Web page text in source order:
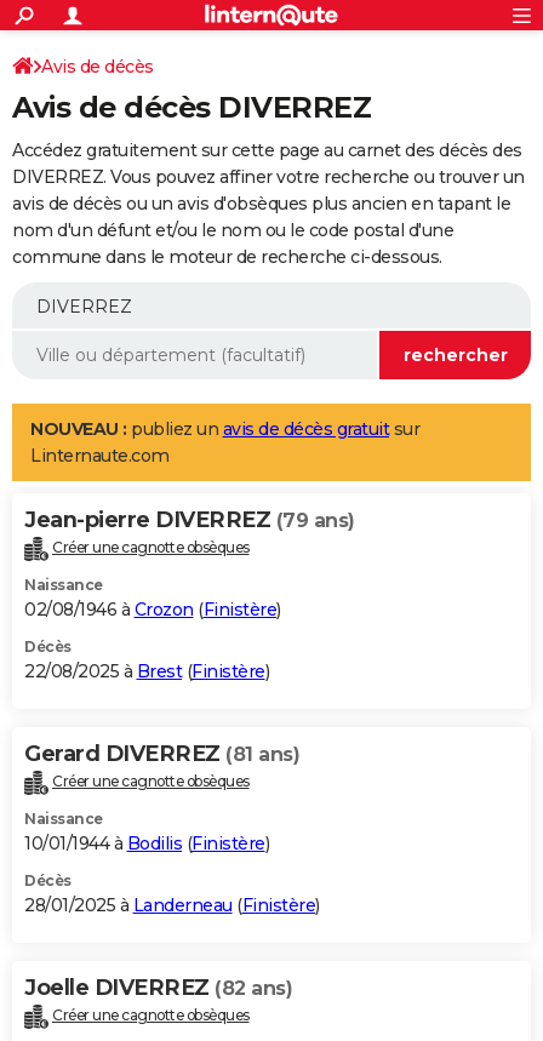
ACTUALITÉS
Politique
Société
Faits Divers
Education
Monde
Villes
+
SPORT
Coupe du monde 2026
Football
Tennis
Cyclisme
Rugby
Forum
Programme TV
TNT
Streaming
Cinéma
Sorties cinéma
Musique
+
FINANCE
Retraite
Epargne
Immobilier
Risques naturels par ville
Banque
Assurance
AUTO
Essais
Réserver un essai
Citadines
Berlines
SUV
Forum auto
+
Mobiles
Meilleur smartphone
Internet
Ordinateurs
Jeux vidéo
Guide high-tech
Aménagement intérieur
LIFESTYLE
Art de vivre
Bien-être
Loisirs
Mode
Modes de vie
Alimentation
Guide de la santé
Maladies
Médicaments
Sommeil
VOYAGE
Destinations
City break
Voyage nature
Voyage de noces
Forum
Climat
+PHOTO
GUIDES D'ACHAT
BONS PLANS
Carte de Noël
Carte Bonne année
Carte Saint-Valentin
Carte Pâques
Carte d'anniversaire
DICTIONNAIRE
Dictionnaire
Biographies
Citations
Expressions
Proverbes
PROGRAMME TV
S'inscrire
Se connecter
Lycées
Collèges
Primaires
Universités
Entreprises
Service militaire
Avis de recherche
AVIS DE DÉCÈS
Bricolage
Lifestyle
Culture
Sport
Auto
Television
Voyage
Cinema
Avis de décès
Avis de décès DIVERREZ
Accédez gratuitement sur cette page au carnet des décès des
DIVERREZ. Vous pouvez affiner votre recherche ou trouver un
avis de décès ou un avis d'obsèques plus ancien en tapant le
nom d'un défunt et/ou le nom ou le code postal d'une
commune dans le moteur de recherche ci-dessous.
NOUVEAU : publiez un avis de décès gratuitsur
Linternaute.com
Jean-pierre DIVERREZ (79 ans)
Créer une cagnotte obsèques
Naissance
02/08/1946 à Crozon (Finistère)
Décès
22/08/2025 à Brest(Finistère)
Gerard DIVERREZ (81 ans)
Créer une cagnotte obsèques
Naissance
10/01/1944 à Bodilis (Finistère)
Décès
28/01/2025 à Landerneau (Finistère)
Joelle DIVERREZ (82 ans)
Créer une cagnotte obsèques